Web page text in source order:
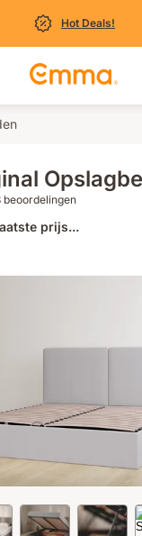
Hot Deals!
uitschakelen
de 5 sterren 1048
beoordelingen
prijs...